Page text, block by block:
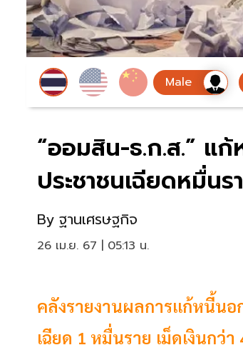
“ออมสิน-ธ.ก.ส.” แ
ประชาชนเฉียดหมื่นร
By ฐานเศรษฐกิจ
26 เม.ย. 67 | 05:13 น.
คลังรายงานผลการแก้หนี้น
เฉียด 1 หมื่นราย เม็ดเงินกว่